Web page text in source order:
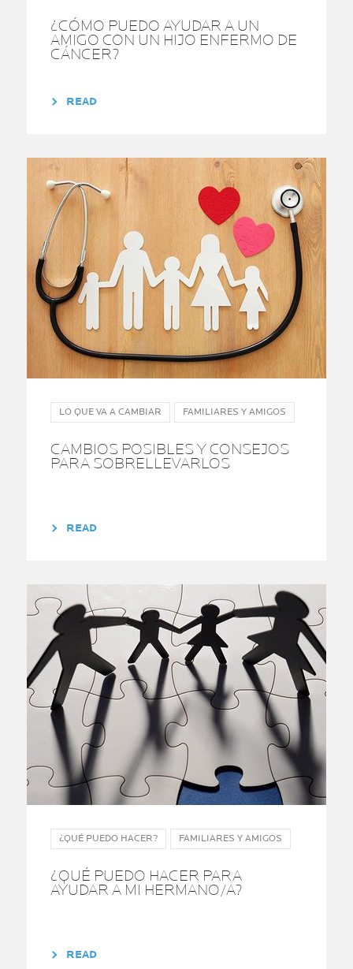
¿CÓMO PUEDO AYUDAR A UN
AMIGO CON UN HIJO ENFERMO DE
CÁNCER?
READ
LO QUE VA A CAMBIAR FAMILIARES Y AMIGOS
CAMBIOS POSIBLES Y CONSEJOS
PARA SOBRELLEVARLOS
READ
¿QUÉ PUEDO HACER? FAMILIARES Y AMIGOS
¿QUÉ PUEDO HACER PARA
AYUDAR A MI HERMANO/A?
READ